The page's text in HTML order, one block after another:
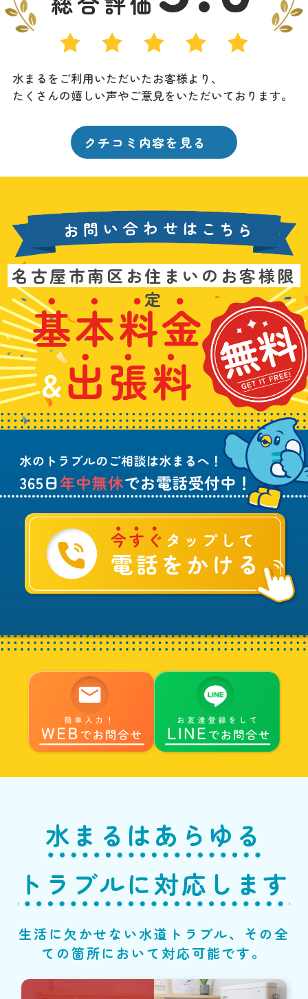
水まるをご利用いただいたお客様より、
たくさんの嬉しい声やご意見をいただいております。
クチコミ内容を見る
合
わ
せ
は
こ
ち
ら
名古屋市南区お住まいのお客様限
定
本
料
金
&
出
張
料
無
料
漏
れ
や
詰
ま
り
、
水
の
ラ
ブ
6
日
年
中
無
休
で
お
話
受
水まるはあらゆる
トラブルに対応します
生活に欠かせない水道トラブル、その全
ての箇所において対応可能です。